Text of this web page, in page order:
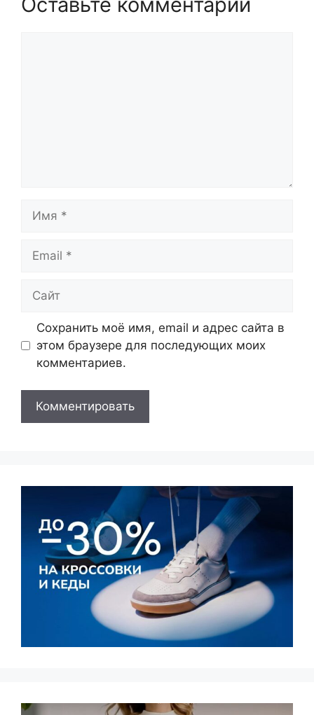
Имя
Email
Сайт
Сохранить моё имя, email и адрес сайта в
этом браузере для последующих моих
комментариев.